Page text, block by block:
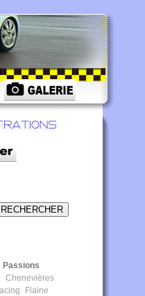
Passions
Chenevières
Flaine